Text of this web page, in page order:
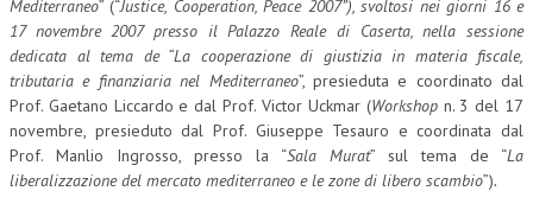
Mediterraneo” (“Justice, Cooperation, Peace 2007”), svoltosi nei giorni 16 e
17 novembre 2007 presso il Palazzo Reale di Caserta, nella sessione
dedicata al tema de “La cooperazione di giustizia in materia fiscale,
tributaria e finanziaria nel Mediterraneo”, presieduta e coordinato dal
Prof. Gaetano Liccardo e dal Prof. Victor Uckmar (Workshopn. 3 del 17
novembre, presieduto dal Prof. Giuseppe Tesauro e coordinata dal
Prof. Manlio Ingrosso, presso la “Sala Murat” sul tema de “La
liberalizzazione del mercato mediterraneo e le zone di libero scambio”).